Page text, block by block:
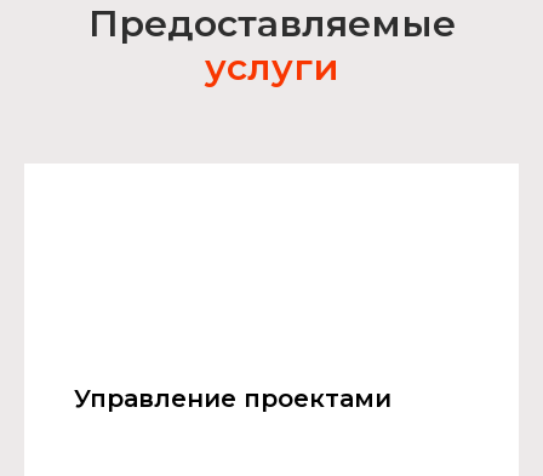
Предоставляемые
услуги
Управление проектами